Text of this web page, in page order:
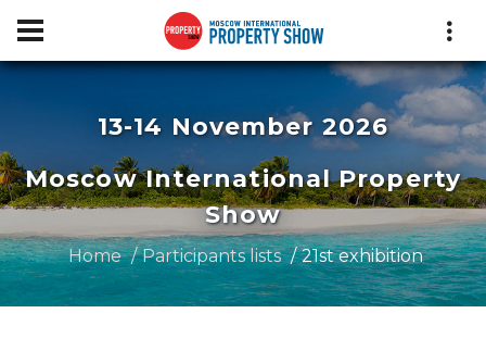
13-14 November 2026
Moscow International Property
Show
Home Participants lists 21st exhibition